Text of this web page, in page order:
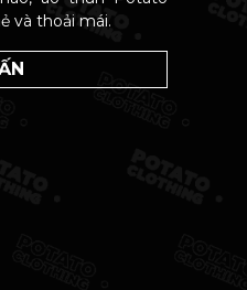
và thoải mái.